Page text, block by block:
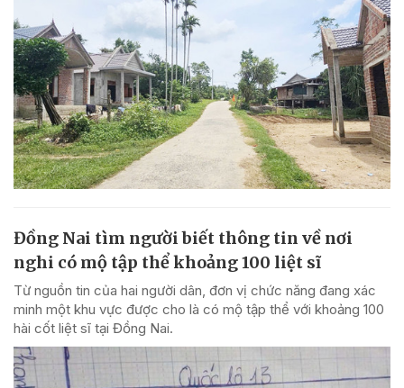
Đồng Nai tìm người biết thông tin về nơi
nghi có mộ tập thể khoảng 100 liệt sĩ
Từ nguồn tin của hai người dân, đơn vị chức năng đang xác
minh một khu vực được cho là có mộ tập thể với khoảng 100
hài cốt liệt sĩ tại Đồng Nai.